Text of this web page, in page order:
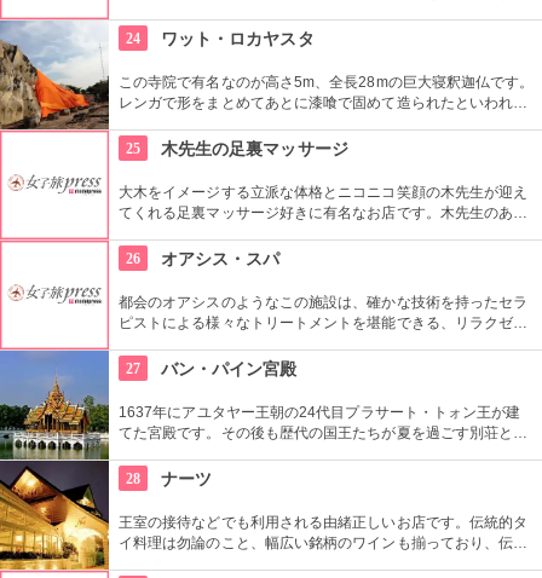
24
ワット・ロカヤスタ
この寺院で有名なのが高さ5m、全長28mの巨大寝釈迦仏です。
レンガで形をまとめてあとに漆喰で固めて造られたといわれる
す。
25 木先生の足裏マッサージ
大木をイメージする立派な体格とニコニコ笑顔の木先生が迎え
てくれる足裏マッサージ好きに有名なお店です。木先生のあた
でみてください（笑）
26 オアシス・スパ
都会のオアシスのようなこの施設は、確かな技術を持ったセラ
ピストによる様々なトリートメントを堪能できる、リラクゼー
り、たくさんの欧米人やタイの有名人も来店しています。
27 バン・パイン宮殿
1637年にアユタヤー王朝の24代目プラサート・トォン王が建
てた宮殿です。その後も歴代の国王たちが夏を過ごす別荘とし
の美しい庭園も見所です。
28 ナーツ
王室の接待などでも利用される由緒正しいお店です。伝統的タ
イ料理は勿論のこと、幅広い銘柄のワインも揃っており、伝統